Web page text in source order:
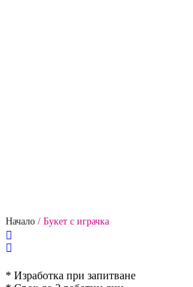
Начало / Букет с играчка
* Изработка при запитване